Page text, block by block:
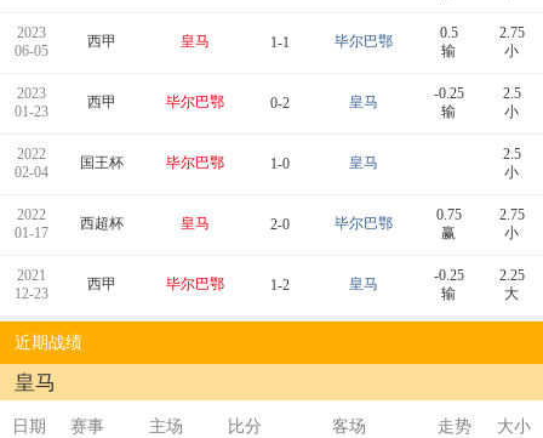
2023
06-05
西甲 皇马 1-1 毕尔巴鄂
0.5
输
2.75
小
2023
01-23
西甲 毕尔巴鄂 0-2 皇马
-0.25
输
2.5
小
2022
02-04
国王杯 毕尔巴鄂 1-0 皇马
2.5
小
2022
01-17
西超杯 皇马 2-0 毕尔巴鄂
0.75
赢
2.75
小
2021
12-23
西甲 毕尔巴鄂 1-2 皇马
-0.25
输
2.25
大
近期战绩
皇马
日期 赛事 主场 比分 客场 走势 大小